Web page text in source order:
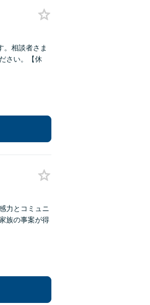
。相談者さま
さい。【休
力とコミュニ
族の事案が得